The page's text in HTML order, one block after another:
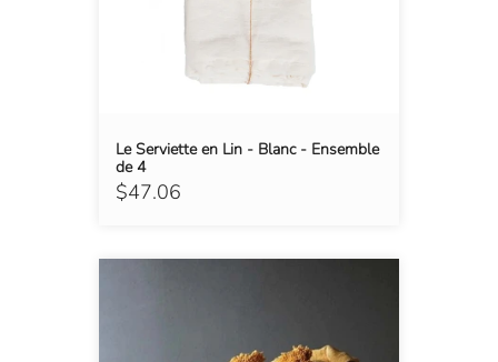
$47.06
Le Serviette en Lin - Blanc - Ensemble
de 4